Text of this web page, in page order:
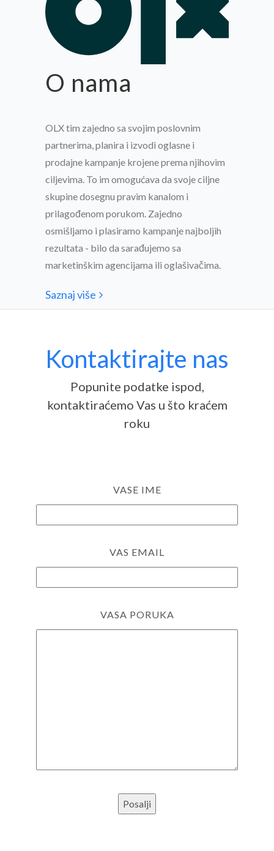
O nama
OLX tim zajedno sa svojim poslovnim
partnerima, planira i izvodi oglasne i
prodajne kampanje krojene prema njihovim
ciljevima. To im omogućava da svoje ciljne
skupine dosegnu pravim kanalom i
prilagođenom porukom. Zajedno
osmišljamo i plasiramo kampanje najboljih
rezultata - bilo da sarađujemo sa
marketinškim agencijama ili oglašivačima.
Saznaj više
Kontaktirajte nas
Popunite podatke ispod,
kontaktiraćemo Vas u što kraćem
roku
VASE IME
VAS EMAIL
VASA PORUKA